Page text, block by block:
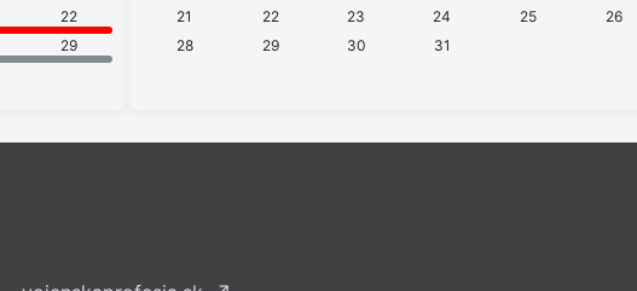
22
29
21
22 23 24 25 26
28
29 30 31